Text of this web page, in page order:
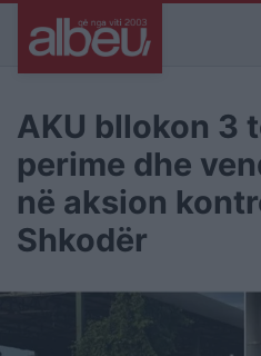
AKU bllokon 3
perime dhe
në aksion
Shkodër